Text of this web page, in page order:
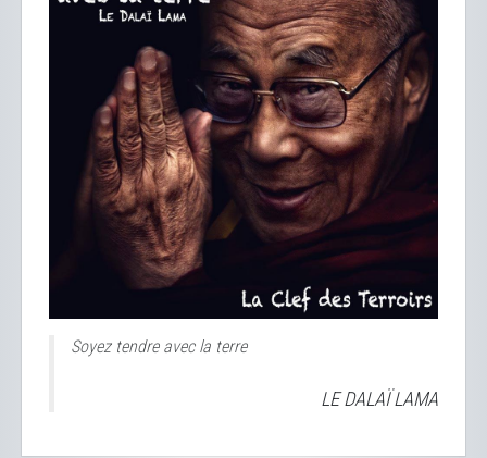
Soyez tendre avec la terre
LE DALAÏ LAMA